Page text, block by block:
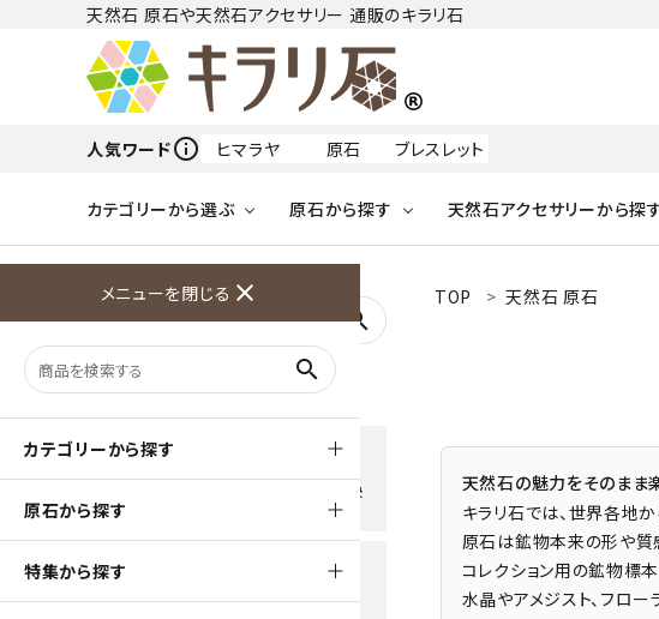
天然石 原石や天然石アクセサリー 通販のキラリ石
人気ワードinfo_outline ヒマラヤ 原石 ブレスレット
カテゴリーから選ぶ
天然石 原石
ワイヤーアクセサリー
天然石 ブローチ 和小物
大きいサイズの原石 国産 原石/アクセサリ
原石から探す
アクアマリン
アマゾナイト
ガーネット
黒水晶
K2ブルー
天然石アクセサリーから探
Blue
White
メニューを閉じる close
search
カテゴリーから探す
原石から探す
特集から探す
TOP 天然石 原石
天然石の魅力をそのまま
キラリ石では、世界各地
原石は鉱物本来の形や質
コレクション用の鉱物標
水晶やアメジスト、フロ
フリーワードから探す
search
原石 ループタイ 誕生石
Amzon Payなどお好きな 決
500ptプレゼント